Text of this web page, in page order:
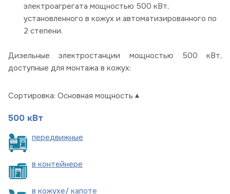
электроагрегата мощностью 500 кВт,
установленного в кожух и автоматизированного по
2 степени.
Дизельные электростанции мощностью 500 кВт,
доступные для монтажа в кожух:
Сортировка: Основная мощность
500 кВт
передвижные
в контейнере
в кожухе/ капоте